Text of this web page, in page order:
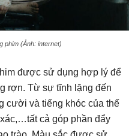
phim (Ảnh: internet)
được sử dụng hợp lý để
rợn. Từ sự tĩnh lặng đến
cười và tiếng khóc của thế
cả góp phần đẩy